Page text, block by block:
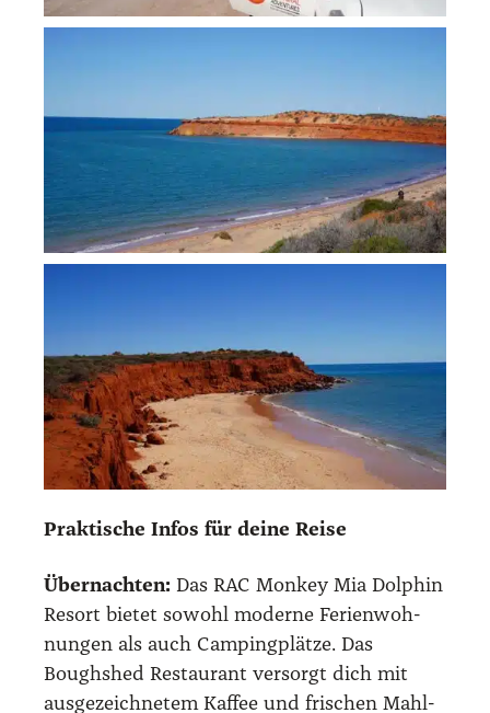
Prak­ti­sche Infos für dei­ne Rei­se
Über­nach­ten: Das RAC Mon­key Mia Dol­phin
Resort bie­tet sowohl moder­ne Feri­en­woh­
nun­gen als auch Cam­ping­plät­ze. Das
Boughshed Restau­rant ver­sorgt dich mit
aus­ge­zeich­ne­tem Kaf­fee und fri­schen Mahl­